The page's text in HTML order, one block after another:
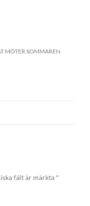
MÖTER SOMMAREN
fält är märkta *